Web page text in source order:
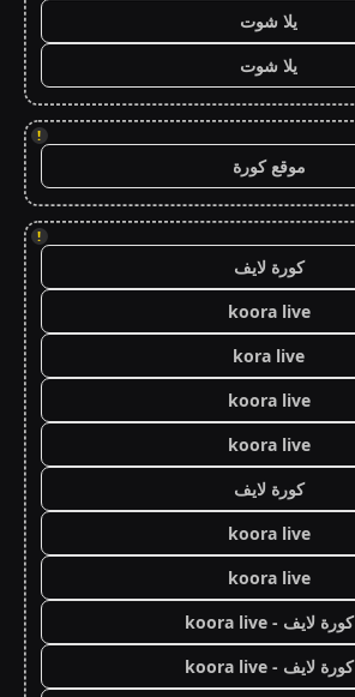
يلا شوت
يلا شوت
!
موقع كورة
!
كورة لايف
koora live
kora live
koora live
koora live
كورة لايف
koora live
koora live
كورة لايف - koora live
كورة لايف - koora live